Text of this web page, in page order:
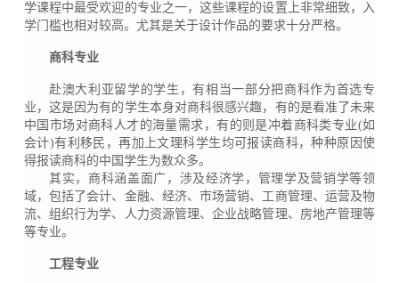
学课程中最受欢迎的专业之一，这些课程的设置上非常细致，入
学门槛也相对较高。尤其是关于设计作品的要求十分严格。
商科专业
赴澳大利亚留学的学生，有相当一部分把商科作为首选专
业，这是因为有的学生本身对商科很感兴趣，有的是看准了未来
中国市场对商科人才的海量需求，有的则是冲着商科类专业(如
会计)有利移民，再加上文理科学生均可报读商科，种种原因使
得报读商科的中国学生为数众多。
其实，商科涵盖面广，涉及经济学，管理学及营销学等领
域，包括了会计、金融、经济、市场营销、工商管理、运营及物
流、组织行为学、人力资源管理、企业战略管理、房地产管理等
等专业。
工程专业